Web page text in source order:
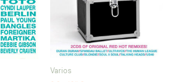
Varios